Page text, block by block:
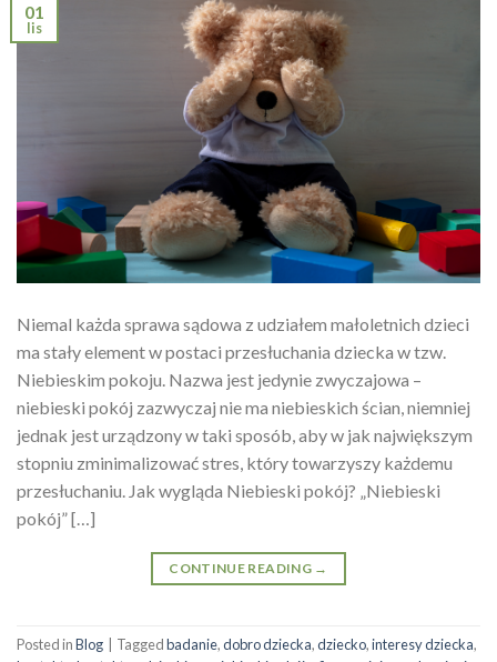
01
lis
Niemal każda sprawa sądowa z udziałem małoletnich dzieci
ma stały element w postaci przesłuchania dziecka w tzw.
Niebieskim pokoju. Nazwa jest jedynie zwyczajowa –
niebieski pokój zazwyczaj nie ma niebieskich ścian, niemniej
jednak jest urządzony w taki sposób, aby w jak największym
stopniu zminimalizować stres, który towarzyszy każdemu
przesłuchaniu. Jak wygląda Niebieski pokój? „Niebieski
pokój” […]
CONTINUE READING →
Posted inBlog Taggedbadanie,dobro dziecka,dziecko,interesy dziecka,